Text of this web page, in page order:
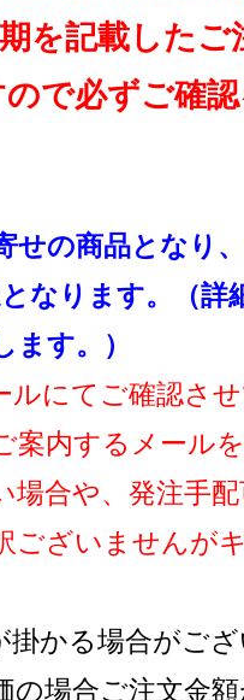
を記載したご
で必ずご確
せの商品となり
なります。（詳
す。）
にてご確認さ
案内するメール
合や、発注手
ございませんが
かる場合がご
場合ご注文金